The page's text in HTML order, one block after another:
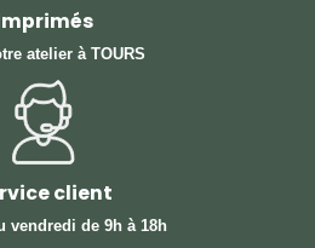
atelier à TOURS
client
vendredi de 9h à 18h